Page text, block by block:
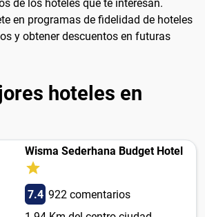
de los hoteles que te interesan.
en programas de fidelidad de hoteles
y obtener descuentos en futuras
hoteles en
Wisma Sederhana Budget Hotel
7.4 922 comentarios